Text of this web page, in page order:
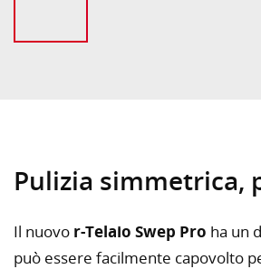
Pulizia simmetrica,
Il nuovo r-Telaio Swep Pro ha un
può essere facilmente capovolto